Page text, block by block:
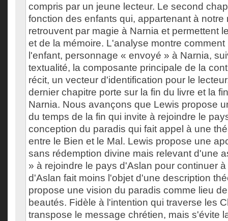
compris par un jeune lecteur. Le second
fonction des enfants qui, appartenant à notre
retrouvent par magie à Narnia et permettent
et de la mémoire. L'analyse montre comment
l'enfant, personnage « envoyé » à Narnia,
textualité, la composante principale de la
récit, un vecteur d'identification pour le
dernier chapitre porte sur la fin du livre et la
Narnia. Nous avançons que Lewis propose
du temps de la fin qui invite à rejoindre le
conception du paradis qui fait appel à une
entre le Bien et le Mal. Lewis propose une
sans rédemption divine mais relevant d'une
» à rejoindre le pays d'Aslan pour continuer
d'Aslan fait moins l'objet d'une description
propose une vision du paradis comme lieu
beautés. Fidèle à l'intention qui traverse les
transpose le message chrétien, mais s'évite